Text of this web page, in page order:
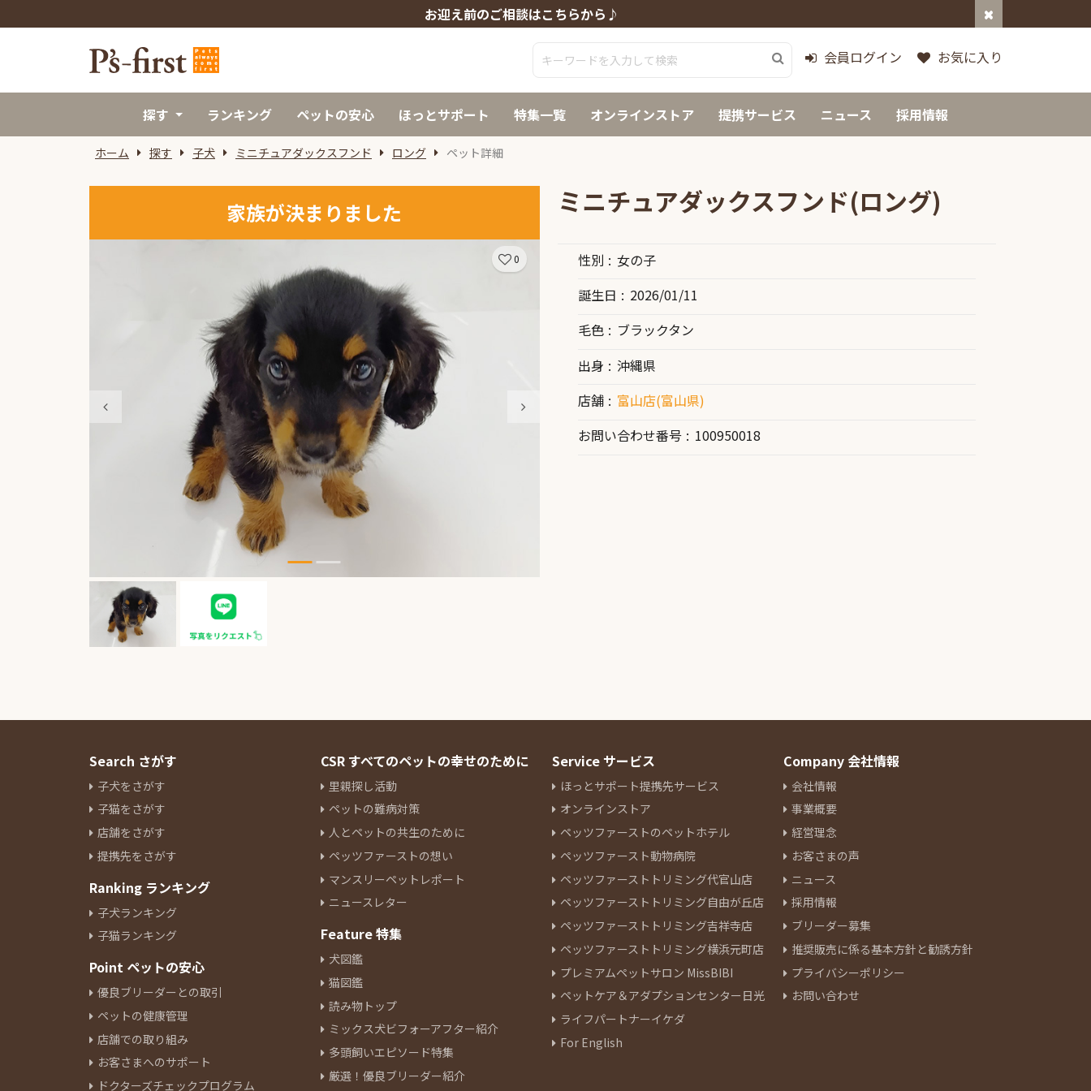
お迎え前のご相談はこちらから♪
会員ログイン お気に入り
探す ランキング ペットの安心 ほっとサポート 特集一覧 オンラインストア 提携サービス ニュース 採用情報
ホーム 探す 子犬 ミニチュアダックスフンド ロング ペット詳細
家族が決まりました
0
ミニチュアダックスフンド(ロング)
性別
女の子
誕生日
2026/01/11
毛色
ブラックタン
出身
沖縄県
店舗
富山店(富山県)
お問い合わせ番号
100950018
Search さがす
子犬をさがす
子猫をさがす
店舗をさがす
提携先をさがす
Ranking ランキング
子犬ランキング
子猫ランキング
Point ペットの安心
優良ブリーダーとの取引
ペットの健康管理
店舗での取り組み
お客さまへのサポート
ドクターズチェックプログラム
CSR すべてのペットの幸せのために
里親探し活動
ペットの難病対策
人とペットの共生のために
ペッツファーストの想い
マンスリーペットレポート
ニュースレター
Feature 特集
犬図鑑
猫図鑑
読み物トップ
ミックス犬ビフォーアフター紹介
多頭飼いエピソード特集
厳選！優良ブリーダー紹介
Service サービス
ほっとサポート提携先サービス
オンラインストア
ペッツファーストのペットホテル
ペッツファースト動物病院
ペッツファーストトリミング代官山店
ペッツファーストトリミング自由が丘店
ペッツファーストトリミング吉祥寺店
ペッツファーストトリミング横浜元町店
プレミアムペットサロン MissBIBI
ペットケア＆アダプションセンター日光
ライフパートナーイケダ
For English
Company 会社情報
会社情報
事業概要
経営理念
お客さまの声
ニュース
採用情報
ブリーダー募集
推奨販売に係る基本方針と勧誘方針
プライバシーポリシー
お問い合わせ